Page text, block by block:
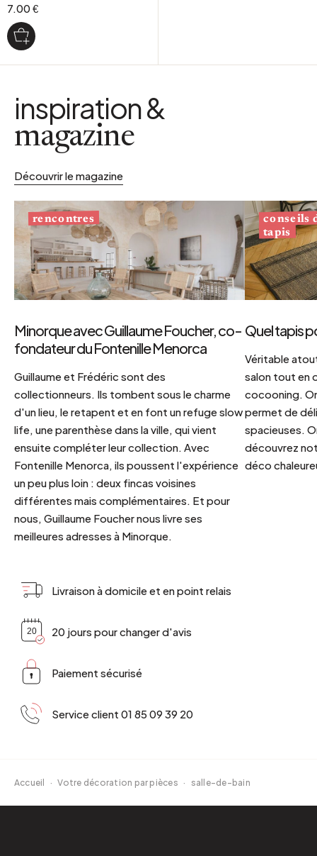
7.00 €
inspiration &
magazine
Découvrir le magazine
rencontres
Minorque avec Guillaume Foucher, co-
fondateur du Fontenille Menorca
Guillaume et Frédéric sont des
collectionneurs. Ils tombent sous le charme
d'un lieu, le retapent et en font un refuge slow
life, une parenthèse dans la ville, qui vient
ensuite compléter leur collection. Avec
Fontenille Menorca, ils poussent l'expérience
un peu plus loin : deux fincas voisines
différentes mais complémentaires. Et pour
nous, Guillaume Foucher nous livre ses
meilleures adresses à Minorque.
conseils
tapis
Quel tapis
Véritable
salon tout en
cocooning.
permet de
spacieuses.
découvrez
déco
Livraison à domicile et en point relais
20 jours pour changer d'avis
Paiement sécurisé
Service client 01 85 09 39 20
Accueil · Votre décoration par pièces · salle-de-bain